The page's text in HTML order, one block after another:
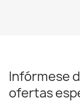
Infórmese
ofertas